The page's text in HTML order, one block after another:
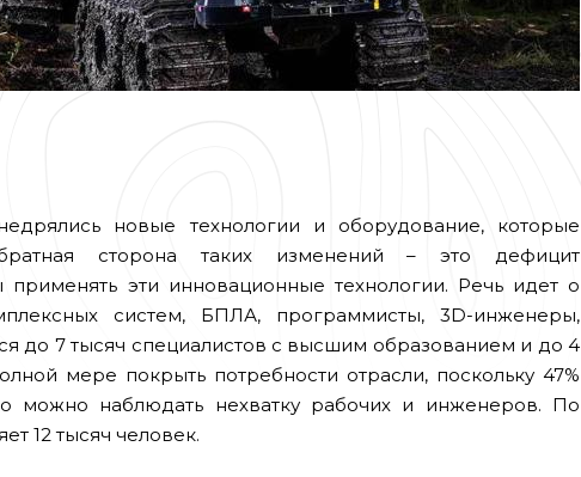
новые технологии и оборудование, которые
сторона таких изменений – это дефицит
эти инновационные технологии. Речь идет о
систем, БПЛА, программисты, 3D-инженеры,
до 7 тысяч специалистов с высшим образованием и до 4
мере покрыть потребности отрасли, поскольку 47%
можно наблюдать нехватку рабочих и инженеров. По
12 тысяч человек.